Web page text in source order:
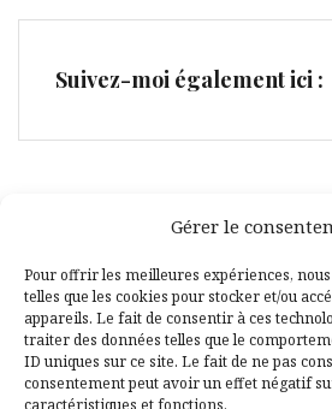
Gérer le
Pour offrir les meilleures expériences,
telles que les cookies pour stocker et/ou
appareils. Le fait de consentir à ces
traiter des données telles que le
ID uniques sur ce site. Le fait de ne pas
consentement peut avoir un effet négatif
caractéristiques et fonctions.
Suivez-moi également ici :
Facebook